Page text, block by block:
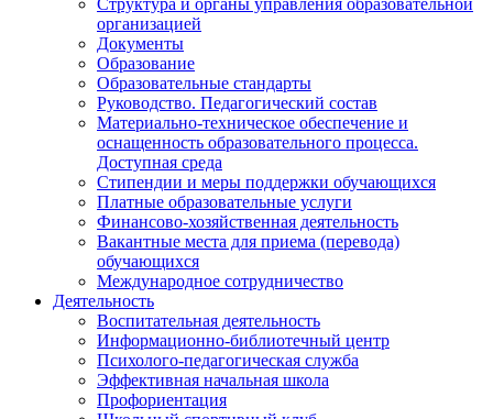
Структура и органы управления образовательной
организацией
Документы
Образование
Образовательные стандарты
Руководство. Педагогический состав
Материально-техническое обеспечение и
оснащенность образовательного процесса.
Доступная среда
Стипендии и меры поддержки обучающихся
Платные образовательные услуги
Финансово-хозяйственная деятельность
Вакантные места для приема (перевода)
обучающихся
Международное сотрудничество
Деятельность
Воспитательная деятельность
Информационно-библиотечный центр
Психолого-педагогическая служба
Эффективная начальная школа
Профориентация